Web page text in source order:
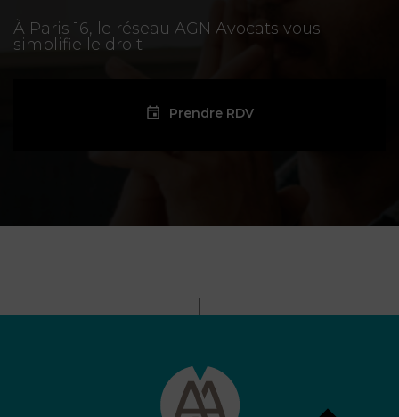
À Paris 16, le réseau AGN Avocats vous
simplifie le droit
Prendre RDV